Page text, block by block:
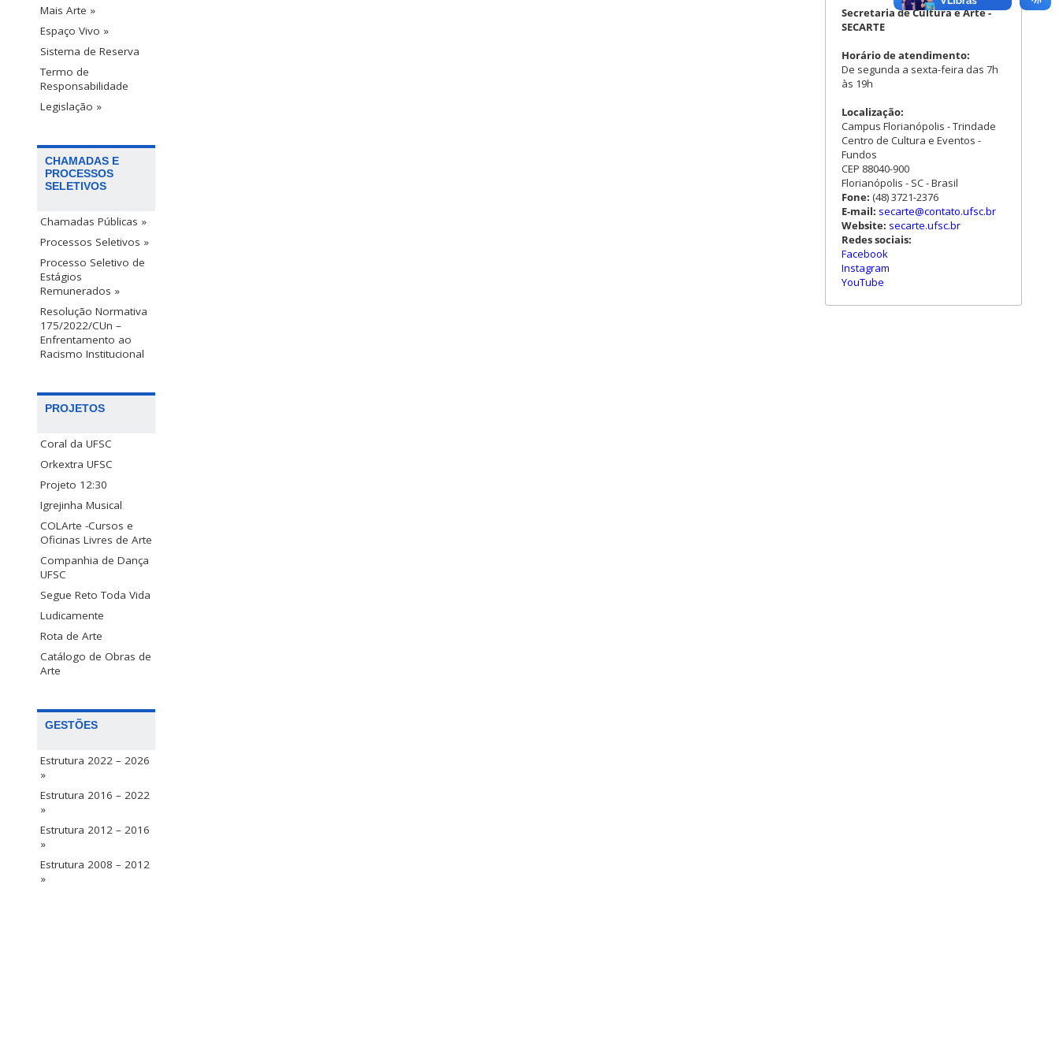
Mais Arte »
Espaço Vivo »
Sistema de Reserva
Termo de
Responsabilidade
Legislação »
CHAMADAS E
PROCESSOS
SELETIVOS
Chamadas Públicas »
Processos Seletivos »
Processo Seletivo de
Estágios
Remunerados »
Resolução Normativa
175/2022/CUn –
Enfrentamento ao
Racismo Institucional
PROJETOS
Coral da UFSC
Orkextra UFSC
Projeto 12:30
Igrejinha Musical
COLArte -Cursos e
Oficinas Livres de Arte
Companhia de Dança
UFSC
Segue Reto Toda Vida
Ludicamente
Rota de Arte
Catálogo de Obras de
Arte
GESTÕES
Estrutura 2022 – 2026
»
Estrutura 2016 – 2022
»
Estrutura 2012 – 2016
»
Estrutura 2008 – 2012
»
Secretaria de Cultura e Arte -
SECARTE
Horário de atendimento:
De segunda a sexta-feira das 7h
às 19h
Localização:
Campus Florianópolis - Trindade
Centro de Cultura e Eventos -
Fundos
CEP 88040-900
Florianópolis - SC - Brasil
Fone: (48) 3721-2376
E-mail: secarte@contato.ufsc.br
Website: secarte.ufsc.br
Redes sociais:
Facebook
Instagram
YouTube